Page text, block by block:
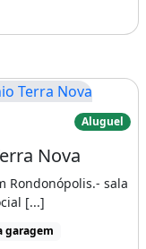
Nova Aluguel
Nova
Rondonópolis.- sala
[...]
garagem